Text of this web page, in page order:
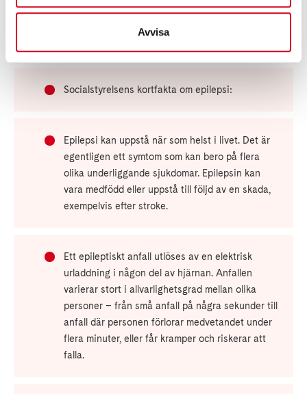
Avvisa
planeras vara klar våren 2019, enligt Socialstyrelsen.
Socialstyrelsens kortfakta om epilepsi:
Socialstyrelsens kortfakta om epilepsi:
Epilepsi kan uppstå när som helst i livet. Det är
egentligen ett symtom som kan bero på flera
olika underliggande sjukdomar. Epilepsin kan
vara medfödd eller uppstå till följd av en skada,
exempelvis efter stroke.
Ett epileptiskt anfall utlöses av en elektrisk
urladdning i någon del av hjärnan. Anfallen
varierar stort i allvarlighetsgrad mellan olika
personer – från små anfall på några sekunder till
anfall där personen förlorar medvetandet under
flera minuter, eller får kramper och riskerar att
falla.